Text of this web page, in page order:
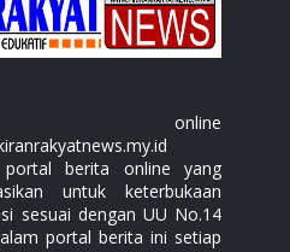
online
portal berita online yang
untuk keterbukaan
sesuai dengan UU No.14
portal berita ini setiap